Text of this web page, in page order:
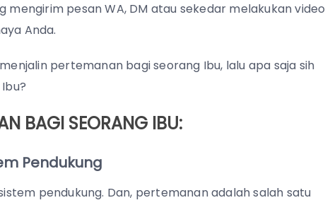
mengirim pesan WA, DM atau sekedar melakukan video
Anda.
pertemanan bagi seorang Ibu, lalu apa saja sih
BAGI SEORANG IBU:
Pendukung
pendukung. Dan, pertemanan adalah salah satu